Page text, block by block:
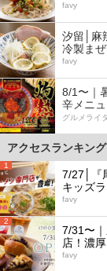
favy
汐留│麻
冷製ま
favy
8/1〜｜
辛メニ
グルメライ
アクセスランキング
1
7/27│『
キッズ
favy
2
7/31〜
店！濃
favy